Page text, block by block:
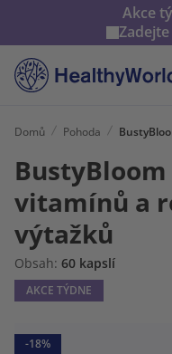
Akce
Domů Pohoda
vitamínů a
výtažků
Obsah: 60 kapslí
AKCE TÝDNE
-18%